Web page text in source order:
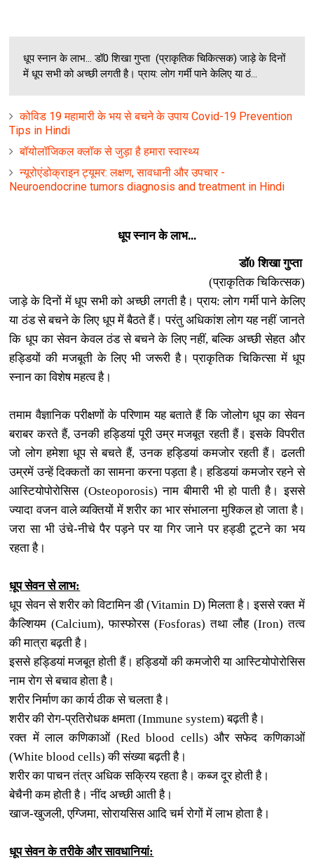
धूप स्‍नान के लाभ... डॉ0 शिखा गुप्‍ता (प्राकृतिक चिकित्‍सक) जाड़े के दिनों
में धूप सभी को अच्‍छी लगती है। प्राय: लोग गर्मी पाने केलिए या ठं...
कोविड 19 महामारी के भय से बचने के उपाय Covid-19 Prevention
Tips in Hindi
बॉयोलॉजिकल क्लॉक से जुड़ा है हमारा स्‍वास्‍थ्‍य
न्यूरोएंडोक्राइन ट्यूमर: लक्षण, सावधानी और उपचार -
Neuroendocrine tumors diagnosis and treatment in Hindi
धूप स्‍नान के लाभ...
डॉ0 शिखा गुप्‍ता
(प्राकृतिक चिकित्‍सक)
जाड़े के दिनों में धूप सभी को अच्‍छी लगती है। प्राय: लोग गर्मी पाने केलिए
या ठंड से बचने के लिए धूप में बैठते हैं। परंतु अधिकांश लोग यह नहीं जानते
कि धूप का सेवन केवल ठंड से बचने के लिए नहीं, बल्कि अच्छी सेहत और
हड्डियों की मजबूती के लिए भी जरूरी है। प्राकृतिक चिकित्‍सा में धूप
स्‍नान का विशेष महत्‍व है।
तमाम वैज्ञानिक परीक्षणों के परिणाम यह बताते हैं कि जोलोग धूप का सेवन
बराबर करते हैं, उनकी हड्डियां पूरी उम्र मजबूत रहती हैं। इसके विपरीत
जो लोग हमेशा धूप से बचते हैं, उनक हड्डियां कमजोर रहती हैं। ढलती
उम्रमें उन्‍हें दिक्‍कतों का सामना करना पड़ता है। हडिडयां कमजोर रहने से
आस्टियोपोरोसिस (Osteoporosis) नाम बीमारी भी हो पाती है। इससे
ज्‍यादा वजन वाले व्‍यक्तियों में शरीर का भार संभालना मुश्किल हो जाता है।
जरा सा भी उंचे-नीचे पैर पड़ने पर या गिर जाने पर हड्डी टूटने का भय
रहता है।
धूप सेवन से लाभ:
धूप सेवन से शरीर को विटामिन डी (Vitamin D) मिलता है। इससे रक्‍त में
कैल्शियम (Calcium), फास्‍फोरस (Fosforas) तथा लौह (Iron) तत्‍व
की मात्रा बढ़ती है।
इससे हड्डियां मजबूत होती हैं। हड्डियों की कमजोरी या आस्टियोपोरोसिस
नाम रोग से बचाव होता है।
शरीर निर्माण का कार्य ठीक से चलता है।
शरीर की रोग-प्रतिरोधक क्षमता (Immune system) बढ़ती है।
रक्‍त में लालकणिकाओं(Red blood cells) और सफेद कणिकाओं
(White blood cells) की संख्‍या बढ़ती है।
शरीर का पाचन तंत्र अधिक सक्रिय रहता है। कब्‍ज दूर होती है।
बेचैनी कम होती है। नींद अच्‍छी आती है।
खाज-खुजली, एग्जिमा, सोरायसिस आदि चर्म रोगों में लाभ होता है।
धूप सेवन के तरीके और सावधानियां: